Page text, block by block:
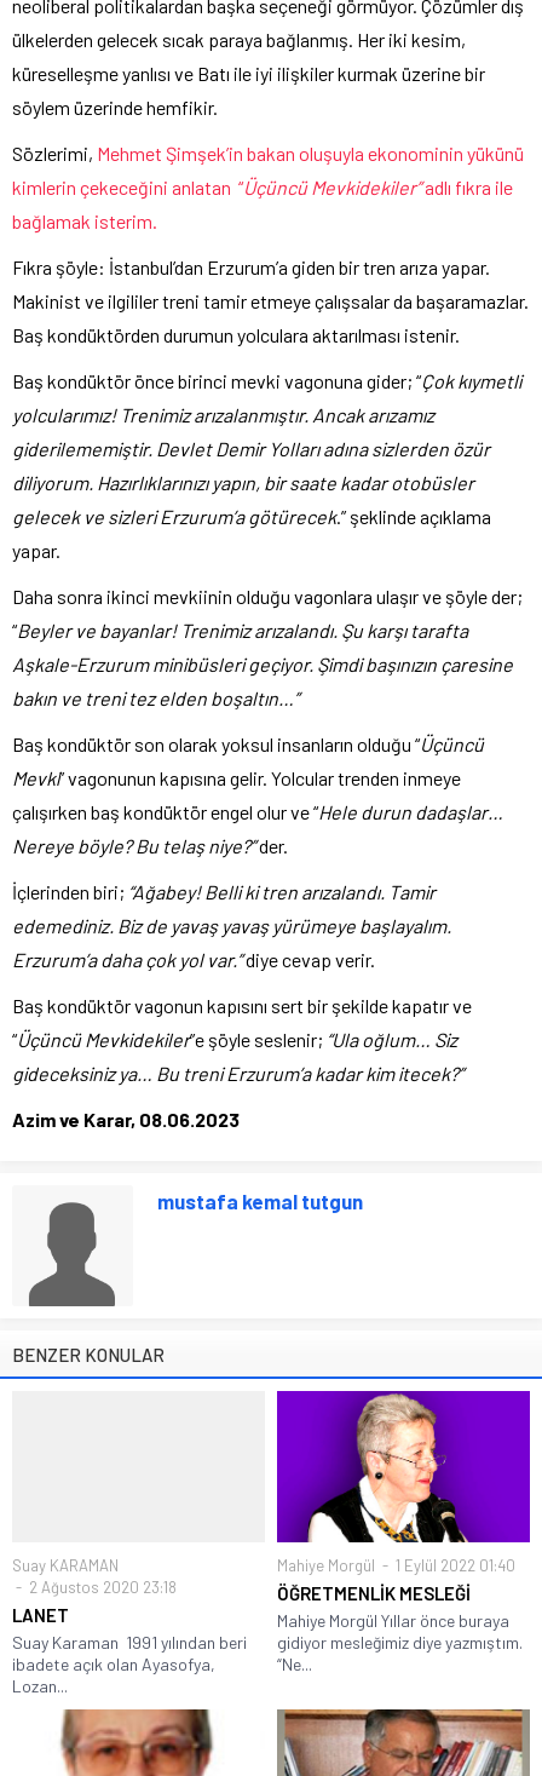
neoliberal politikalardan başka seçeneği görmüyor. Çözümler dış
ülkelerden gelecek sıcak paraya bağlanmış. Her iki kesim,
küreselleşme yanlısı ve Batı ile iyi ilişkiler kurmak üzerine bir
söylem üzerinde hemfikir.
Sözlerimi, Mehmet Şimşek’in bakan oluşuyla ekonominin yükünü
kimlerin çekeceğini anlatan “Üçüncü Mevkidekiler”adlı fıkra ile
bağlamak isterim.
Fıkra şöyle: İstanbul’dan Erzurum’a giden bir tren arıza yapar.
Makinist ve ilgililer treni tamir etmeye çalışsalar da başaramazlar.
Baş kondüktörden durumun yolculara aktarılması istenir.
Baş kondüktör önce birinci mevki vagonuna gider; “Çok kıymetli
yolcularımız! Trenimiz arızalanmıştır. Ancak arızamız
giderilememiştir. Devlet Demir Yolları adına sizlerden özür
diliyorum. Hazırlıklarınızı yapın, bir saate kadar otobüsler
gelecek ve sizleri Erzurum’a götürecek.” şeklinde açıklama
yapar.
Daha sonra ikinci mevkiinin olduğu vagonlara ulaşır ve şöyle der;
“Beyler ve bayanlar! Trenimiz arızalandı. Şu karşı tarafta
Aşkale-Erzurum minibüsleri geçiyor. Şimdi başınızın çaresine
bakın ve treni tez elden boşaltın…”
Baş kondüktör son olarak yoksul insanların olduğu “Üçüncü
Mevki” vagonunun kapısına gelir. Yolcular trenden inmeye
çalışırken baş kondüktör engel olur ve “Hele durun dadaşlar…
Nereye böyle? Bu telaş niye?”der.
İçlerinden biri; “Ağabey! Belli ki tren arızalandı. Tamir
edemediniz. Biz de yavaş yavaş yürümeye başlayalım.
Erzurum’a daha çok yol var.”diye cevap verir.
Baş kondüktör vagonun kapısını sert bir şekilde kapatır ve
“Üçüncü Mevkidekiler”e şöyle seslenir; “Ula oğlum… Siz
gideceksiniz ya… Bu treni Erzurum’a kadar kim itecek?”
Azim ve Karar, 08.06.2023
mustafa kemal tutgun
BENZER KONULAR
Suay KARAMAN
2 Ağustos 2020 23:18
LANET
Suay Karaman 1991 yılından beri
ibadete açık olan Ayasofya,
Lozan...
Mahiye Morgül 1 Eylül 2022 01:40
ÖĞRETMENLİK MESLEĞİ
Mahiye Morgül Yıllar önce buraya
gidiyor mesleğimiz diye yazmıştım.
“Ne...